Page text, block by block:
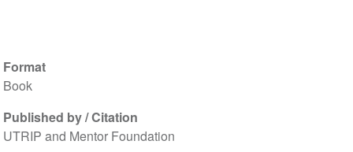
Format
Book
Published by / Citation
UTRIP and Mentor Foundation